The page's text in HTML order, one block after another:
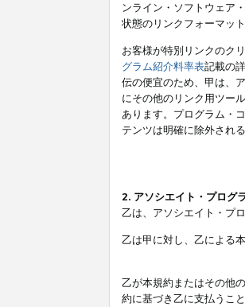
ンライン・ソフトウェア
状態のリンクフォーマッ
お客様が特別リンクのク
グラム紹介料率表記載の
伝の便宜のため、甲は、
にその他のリンク用ツー
あります。プログラム・
テンツは明確に除外され
2. アソシエイト・プログ
乙は、アソシエイト・プ
乙は甲に対し、乙による
乙が本規約またはその他
約に基づき乙に支払うこ